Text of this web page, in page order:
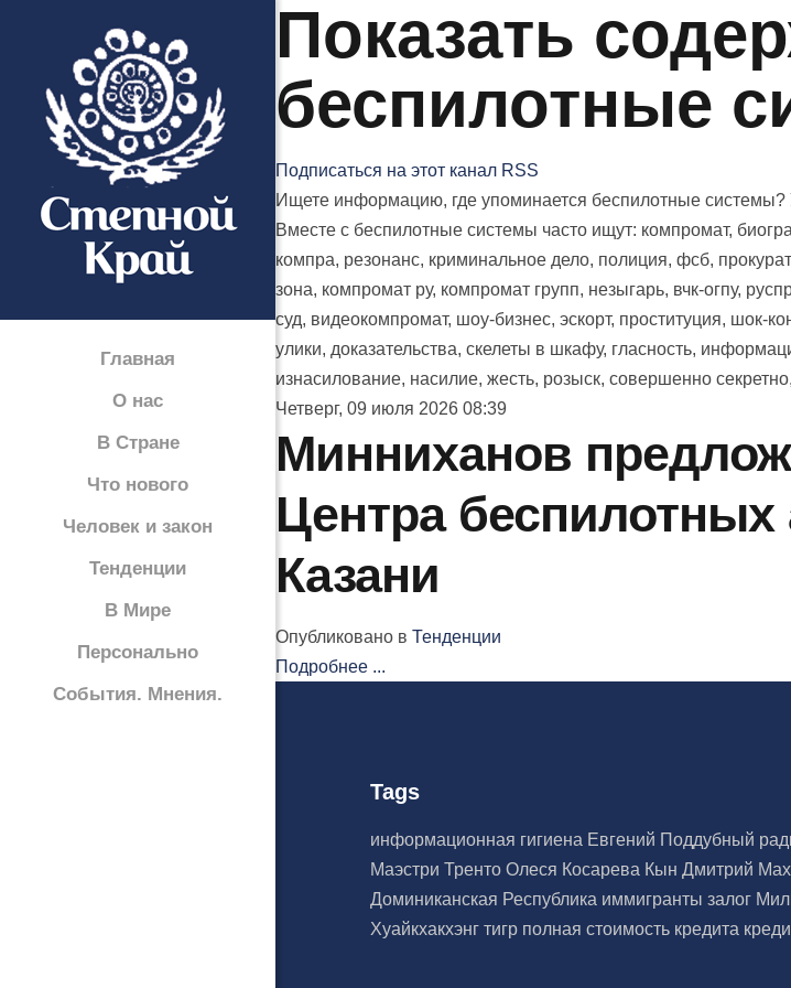
Главная
О нас
В Стране
Что нового
Человек и закон
Тенденции
В Мире
Персонально
События. Мнения.
Показать
беспилотные
Подписаться на этот канал RSS
Ищете информацию, где упоминается беспилотные системы?
Вместе с беспилотные системы часто ищут: компромат,
компра, резонанс, криминальное дело, полиция, фсб,
зона, компромат ру, компромат групп, незыгарь, вчк-огпу,
суд, видеокомпромат, шоу-бизнес, эскорт, проституция, шок-
улики, доказательства, скелеты в шкафу, гласность,
изнасилование, насилие, жесть, розыск, совершенно
Четверг, 09 июля 2026 08:39
Минниханов
Центра
Казани
Опубликовано в Тенденции
Подробнее ...
Tags
информационная гигиена Евгений Поддубный
МаэстриТрентоОлеся Косарева КынДмитрий
Доминиканская Республика иммигрантызалог
Хуайкхакхэнгтигр полная стоимость кредита